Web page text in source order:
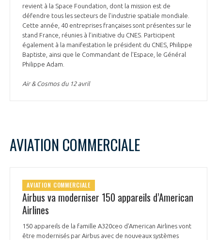
revient à la Space Foundation, dont la mission est de
défendre tous les secteurs de l'industrie spatiale mondiale.
Cette année, 40 entreprises françaises sont présentes sur le
stand France, réunies à l’initiative du CNES. Participent
également à la manifestation le président du CNES, Philippe
Baptiste, ainsi que le Commandant de l’Espace, le Général
Philippe Adam.
Air & Cosmos du 12 avril
AVIATION COMMERCIALE
AVIATION COMMERCIALE
Airbus va moderniser 150 appareils d’American
Airlines
150 appareils de la famille A320ceo d'American Airlines vont
être modernisés par Airbus avec de nouveaux systèmes